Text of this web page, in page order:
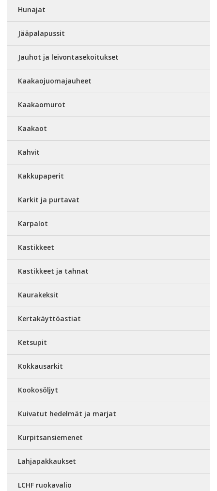
Hunajat
Jääpalapussit
Jauhot ja leivontasekoitukset
Kaakaojuomajauheet
Kaakaomurot
Kaakaot
Kahvit
Kakkupaperit
Karkit ja purtavat
Karpalot
Kastikkeet
Kastikkeet ja tahnat
Kaurakeksit
Kertakäyttöastiat
Ketsupit
Kokkausarkit
Kookosöljyt
Kuivatut hedelmät ja marjat
Kurpitsansiemenet
Lahjapakkaukset
LCHF ruokavalio